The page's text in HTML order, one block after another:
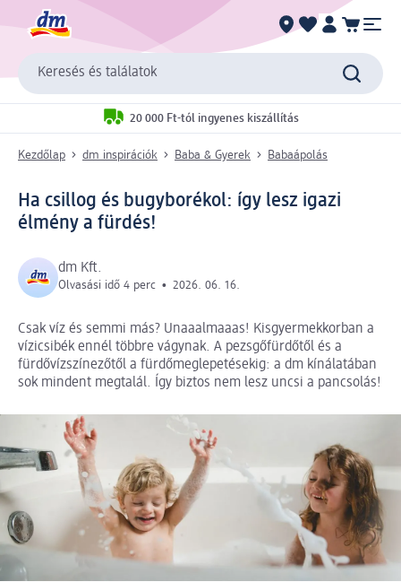
Keresés és találatok
20 000 Ft-tól ingyenes kiszállítás
Kezdőlap dm inspirációk Baba & Gyerek Babaápolás
Ha csillog és bugyborékol: így lesz igazi
élmény a fürdés!
dm Kft.
Olvasási idő 4 perc • 2026. 06. 16.
Csak víz és semmi más? Unaaalmaaas! Kisgyermekkorban a
vízicsibék ennél többre vágynak. A pezsgőfürdőtől és a
fürdővízszínezőtől a fürdőmeglepetésekig: a dm kínálatában
sok mindent megtalál. Így biztos nem lesz uncsi a pancsolás!